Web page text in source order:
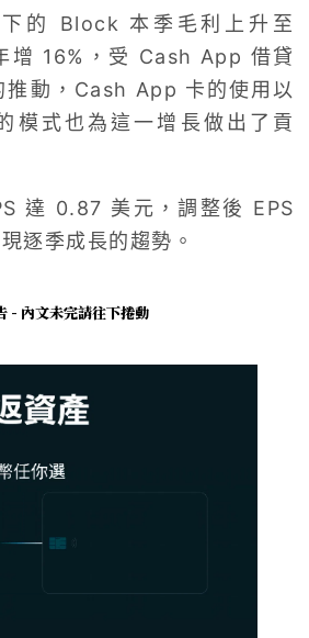
的 Block 本季毛利上升至
增 16%，受 Cash App 借貸
推動，Cash App 卡的使用以
模式也為這一增長做出了貢
達 0.87 美元，調整後 EPS
逐季成長的趨勢。
- 內文未完請往下捲動